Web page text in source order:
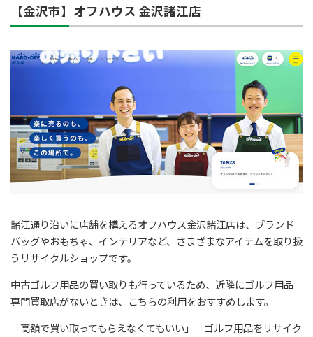
【金沢市】オフハウス 金沢諸江店
諸江通り沿いに店舗を構えるオフハウス金沢諸江店は、ブランド
バッグやおもちゃ、インテリアなど、さまざまなアイテムを取り扱
うリサイクルショップです。
中古ゴルフ用品の買い取りも行っているため、近隣にゴルフ用品
専門買取店がないときは、こちらの利用をおすすめします。
「高額で買い取ってもらえなくてもいい」「ゴルフ用品をリサイク